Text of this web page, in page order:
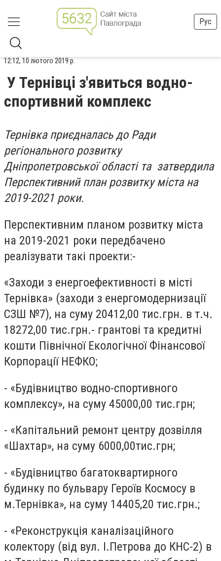
Рус
12:12, 10 лютого 2019 р.
У Тернівці з'явиться водно-
спортивний комплекс
Тернівка приєдналась до Ради
регіонального розвитку
Дніпропетровської області та затвердила
Перспективний план розвитку міста на
2019-2021 роки.
Перспективним планом розвитку міста
на 2019-2021 роки передбачено
реалізувати такі проекти:-
«Заходи з енергоефективності в місті
Тернівка» (заходи з енергомодернизації
СЗШ №7), на суму 20412,00 тис.грн. в т.ч.
18272,00 тис.грн.- грантові та кредитні
кошти Північної Екологічної Фінансової
Корпорації НЕФКО;
- «Будівництво водно-спортивного
комплексу», на суму 45000,00 тис.грн;
- «Капітальний ремонт центру дозвілля
«Шахтар», на суму 6000,00тис.грн;
- «Будівництво багатоквартирного
будинку по бульвару Героїв Космосу в
м.Тернівка», на суму 14405,20 тис.грн.;
- «Реконструкція каналізаційного
колектору (від вул. І.Петрова до КНС-2) в